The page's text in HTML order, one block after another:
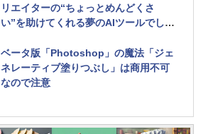
リエイターの“ちょっとめんどくさ
い”を助けてくれる夢のAIツールでし
ベータ版「Photoshop」の魔法「ジェ
ネレーティブ塗りつぶし」は商用不可
なので注意